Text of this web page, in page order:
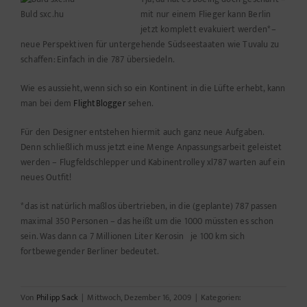
Buld sxc.hu
mit nur einem Flieger kann Berlin
jetzt komplett evakuiert werden* –
neue Perspektiven für untergehende Südseestaaten wie Tuvalu zu
schaffen: Einfach in die 787 übersiedeln.
Wie es aussieht, wenn sich so ein Kontinent in die Lüfte erhebt, kann
man bei dem FlightBloggersehen.
Für den Designer entstehen hiermit auch ganz neue Aufgaben.
Denn schließlich muss jetzt eine Menge Anpassungsarbeit geleistet
werden – Flugfeldschlepper und Kabinentrolley xl787 warten auf ein
neues Outfit!
* das ist natürlich maßlos übertrieben, in die (geplante) 787 passen
maximal 350 Personen – das heißt um die 1000 müssten es schon
sein. Was dann ca 7 Millionen Liter Kerosin je 100 km sich
fortbewegender Berliner bedeutet.
Von Philipp Sack | Mittwoch, Dezember 16, 2009 | Kategorien: